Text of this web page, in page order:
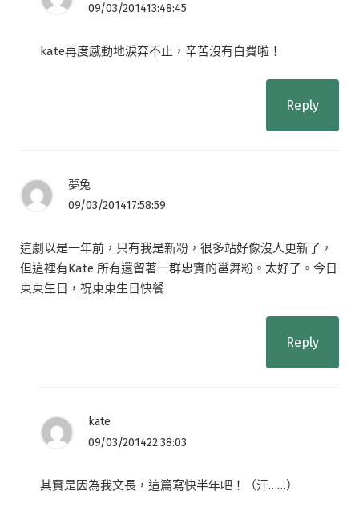
09/03/201413:48:45
kate再度感動地淚奔不止，辛苦沒有白費啦！
Reply
夢兔
09/03/201417:58:59
這劇以是一年前，只有我是新粉，很多站好像沒人更新了，
但這裡有Kate 所有還留著一群忠實的邕舞粉。太好了。今日
東東生日，祝東東生日快餐
Reply
kate
09/03/201422:38:03
其實是因為我文長，這篇寫快半年吧！（汗……）